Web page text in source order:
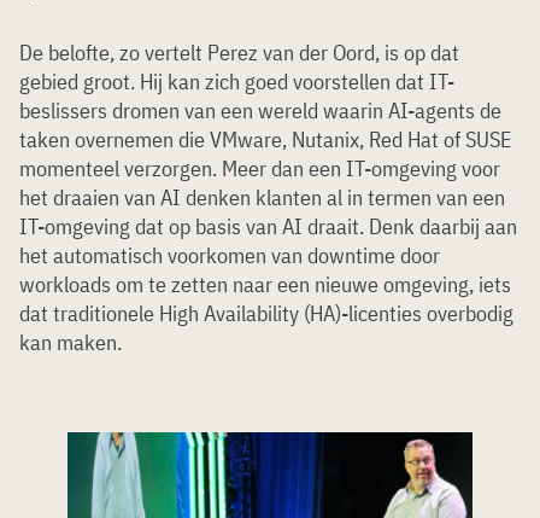
De belofte, zo vertelt Perez van der Oord, is op dat
gebied groot. Hij kan zich goed voorstellen dat IT-
beslissers dromen van een wereld waarin AI-agents de
taken overnemen die VMware, Nutanix, Red Hat of SUSE
momenteel verzorgen. Meer dan een IT-omgeving voor
het draaien van AI denken klanten al in termen van een
IT-omgeving dat op basis van AI draait. Denk daarbij aan
het automatisch voorkomen van downtime door
workloads om te zetten naar een nieuwe omgeving, iets
dat traditionele High Availability (HA)-licenties overbodig
kan maken.